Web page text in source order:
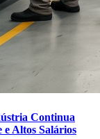
Continua
Altos Salários